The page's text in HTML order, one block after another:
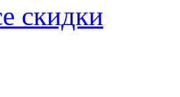
скидки